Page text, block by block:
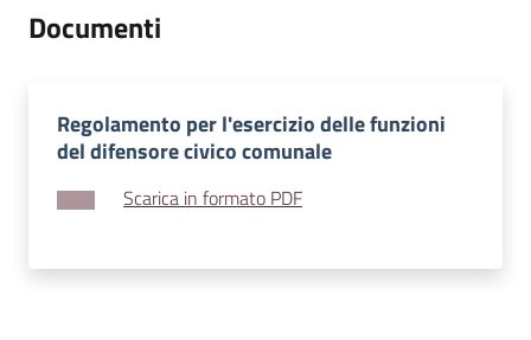
su
Documenti
Regolamento per l'esercizio delle funzioni
del difensore civico comunale
Scarica in formato PDF